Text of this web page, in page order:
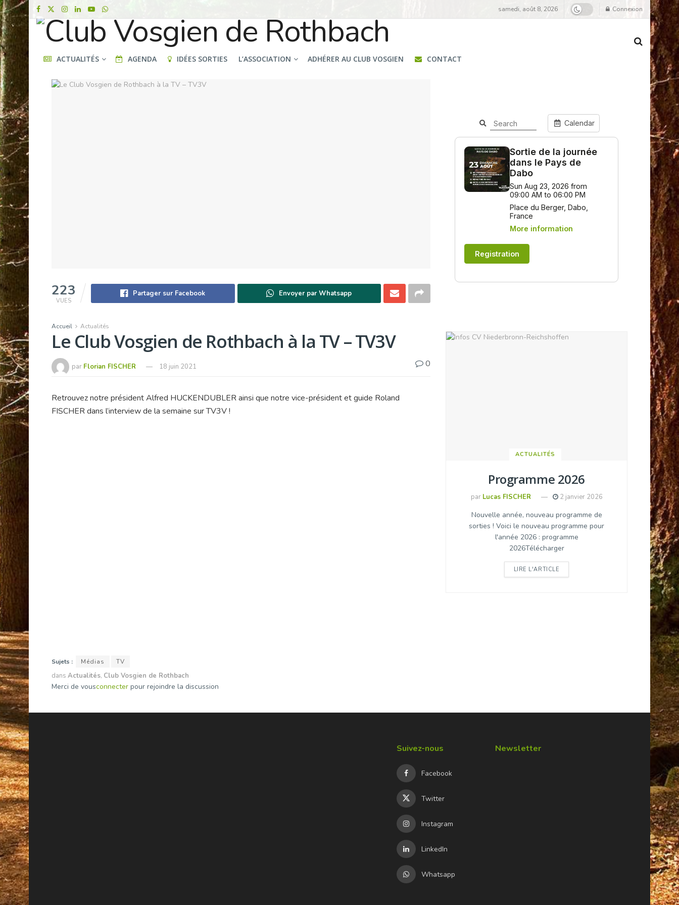
samedi, août 8, 2026 Connexion
ACTUALITÉS AGENDA IDÉES SORTIES L’ASSOCIATION ADHÉRER AU CLUB VOSGIEN CONTACT
223
VUES
Partager sur Facebook Envoyer par Whatsapp
Accueil Actualités
Le Club Vosgien de Rothbach à la TV – TV3V
par Florian FISCHER 18 juin 2021 0
Retrouvez notre président Alfred HUCKENDUBLER ainsi que notre vice-président et guide Roland
FISCHER dans l’interview de la semaine sur TV3V !
Sujets : Médias TV
dans Actualités, Club Vosgien de Rothbach
Merci de vousconnecter pour rejoindre la discussion
ACTUALITÉS
Programme 2026
par Lucas FISCHER 2 janvier 2026
Nouvelle année, nouveau programme de
sorties ! Voici le nouveau programme pour
l'année 2026 : programme
2026Télécharger
LIRE L'ARTICLE
Suivez-nous
Facebook
Twitter
Instagram
LinkedIn
Whatsapp
Newsletter